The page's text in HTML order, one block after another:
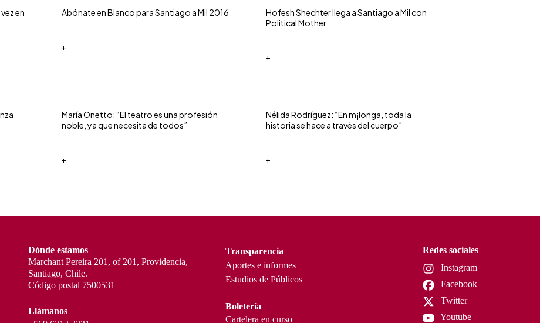
en
Abónate en Blanco para Santiago a Mil 2016
+
Hofesh Shechter llega a Santiago a Mil con
Political Mother
+
María Onetto: “El teatro es una profesión
noble, ya que necesita de todos”
+
Nélida Rodríguez: “En m¡longa, toda la
historia se hace a través del cuerpo”
+
Dónde estamos
Marchant Pereira 201, of 201, Providencia,
Santiago, Chile.
Código postal 7500531
Llámanos
Transparencia
Aportes e informes
Estudios de Públicos
Boletería
Cartelera en curso
Redes sociales
Instagram
Facebook
Twitter
Youtube